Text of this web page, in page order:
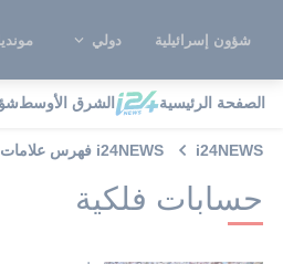
شؤون إسرائيلية دولي
الصفحة الرئيسية الشرق الأوسط
i24NEWS i24NEWS فهرس علامات
حسابات فلكية